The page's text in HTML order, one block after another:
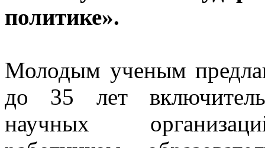
политике».
Молодым ученым
до 35 лет
научных